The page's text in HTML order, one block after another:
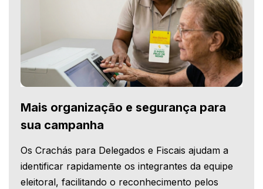
Mais organização e segurança para
sua campanha
Os Crachás para Delegados e Fiscais ajudam a
identificar rapidamente os integrantes da equipe
eleitoral, facilitando o reconhecimento pelos